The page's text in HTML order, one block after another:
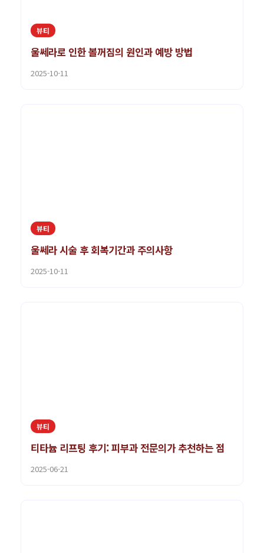
뷰티
울쎄라로 인한 볼꺼짐의 원인과 예방 방법
2025-10-11
뷰티
울쎄라 시술 후 회복기간과 주의사항
2025-10-11
뷰티
티타늄 리프팅 후기: 피부과 전문의가 추천하는 점
2025-06-21